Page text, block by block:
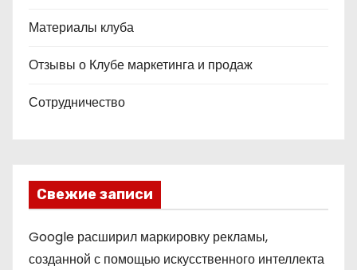
Материалы клуба
Отзывы о Клубе маркетинга и продаж
Сотрудничество
Свежие записи
Google расширил маркировку рекламы,
созданной с помощью искусственного интеллекта